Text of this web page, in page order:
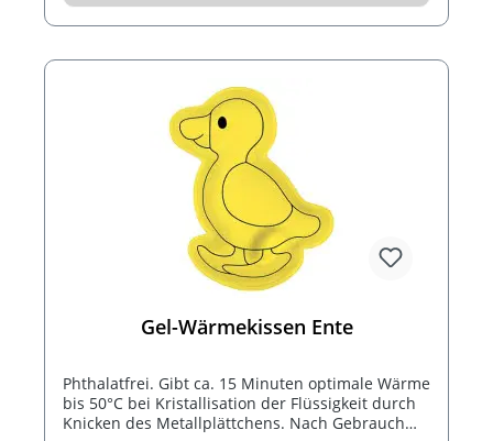
Gel-Wärmekissen Ente
Phthalatfrei. Gibt ca. 15 Minuten optimale Wärme
bis 50°C bei Kristallisation der Flüssigkeit durch
Knicken des Metallplättchens. Nach Gebrauch